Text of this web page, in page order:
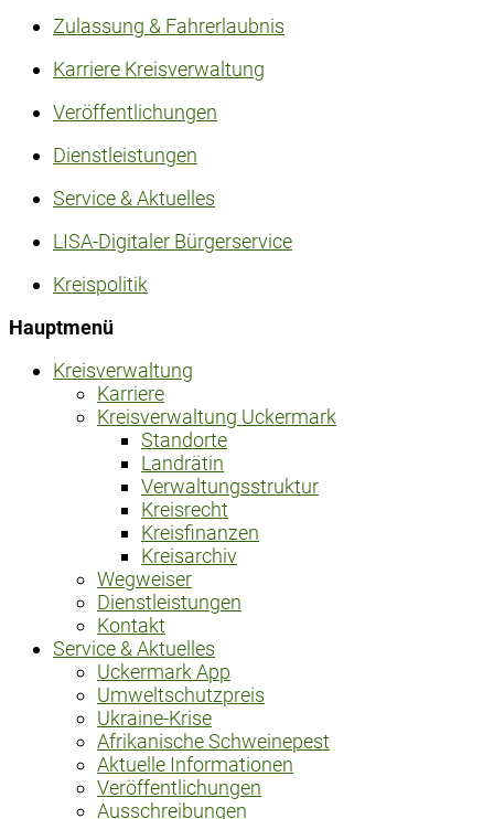
Zulassung & Fahrerlaubnis
Karriere Kreisverwaltung
Veröffentlichungen
Dienstleistungen
Service & Aktuelles
LISA-Digitaler Bürgerservice
Kreispolitik
Hauptmenü
Kreisverwaltung
Karriere
Kreisverwaltung Uckermark
Standorte
Landrätin
Verwaltungsstruktur
Kreisrecht
Kreisfinanzen
Kreisarchiv
Wegweiser
Dienstleistungen
Kontakt
Service & Aktuelles
Uckermark App
Umweltschutzpreis
Ukraine-Krise
Afrikanische Schweinepest
Aktuelle Informationen
Veröffentlichungen
Ausschreibungen